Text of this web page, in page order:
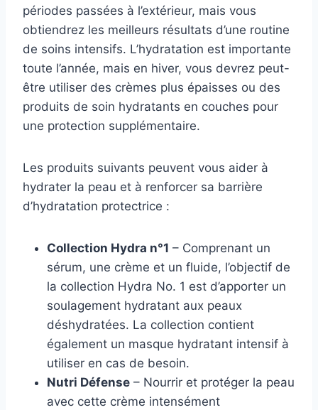
périodes passées à l’extérieur, mais vous
obtiendrez les meilleurs résultats d’une routine
de soins intensifs. L’hydratation est importante
toute l’année, mais en hiver, vous devrez peut-
être utiliser des crèmes plus épaisses ou des
produits de soin hydratants en couches pour
une protection supplémentaire.
Les produits suivants peuvent vous aider à
hydrater la peau et à renforcer sa barrière
d’hydratation protectrice :
Collection Hydra n°1 – Comprenant un
sérum, une crème et un fluide, l’objectif de
la collection Hydra No. 1 est d’apporter un
soulagement hydratant aux peaux
déshydratées. La collection contient
également un masque hydratant intensif à
utiliser en cas de besoin.
Nutri Défense – Nourrir et protéger la peau
avec cette crème intensément